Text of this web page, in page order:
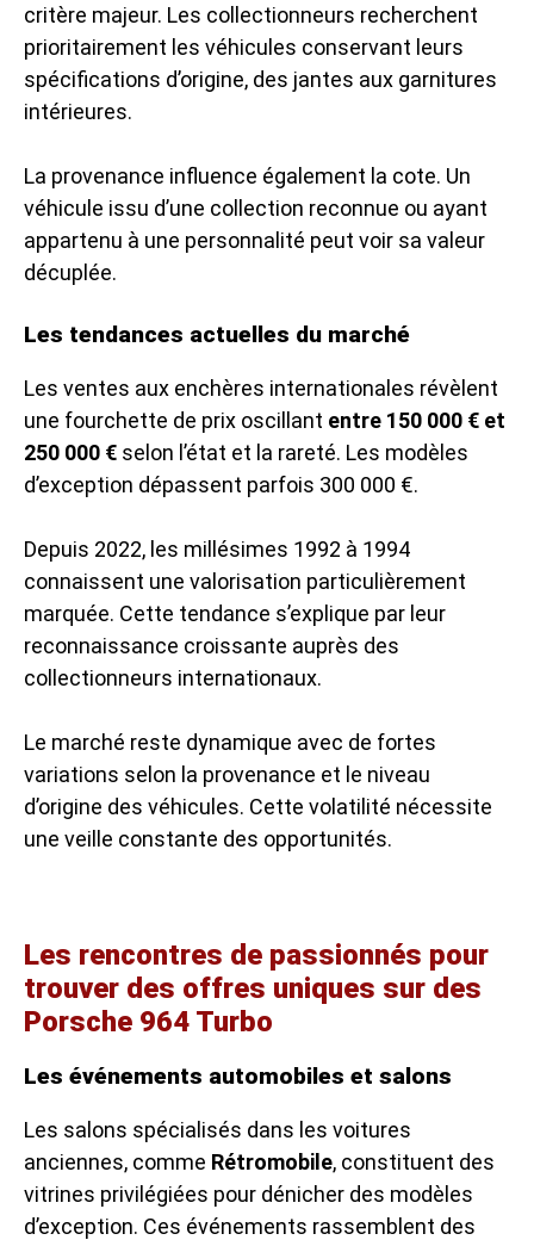
critère majeur. Les collectionneurs recherchent
prioritairement les véhicules conservant leurs
spécifications d’origine, des jantes aux garnitures
intérieures.
La provenance influence également la cote. Un
véhicule issu d’une collection reconnue ou ayant
appartenu à une personnalité peut voir sa valeur
décuplée.
Les tendances actuelles du marché
Les ventes aux enchères internationales révèlent
une fourchette de prix oscillant entre 150 000 € et
250 000 € selon l’état et la rareté. Les modèles
d’exception dépassent parfois 300 000 €.
Depuis 2022, les millésimes 1992 à 1994
connaissent une valorisation particulièrement
marquée. Cette tendance s’explique par leur
reconnaissance croissante auprès des
collectionneurs internationaux.
Le marché reste dynamique avec de fortes
variations selon la provenance et le niveau
d’origine des véhicules. Cette volatilité nécessite
une veille constante des opportunités.
Les rencontres de passionnés pour
trouver des offres uniques sur des
Porsche 964 Turbo
Les événements automobiles et salons
Les salons spécialisés dans les voitures
anciennes, comme Rétromobile, constituent des
vitrines privilégiées pour dénicher des modèles
d’exception. Ces événements rassemblent des